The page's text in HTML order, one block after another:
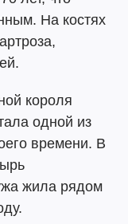
На костях
короля
одной из
времени. В
жила рядом